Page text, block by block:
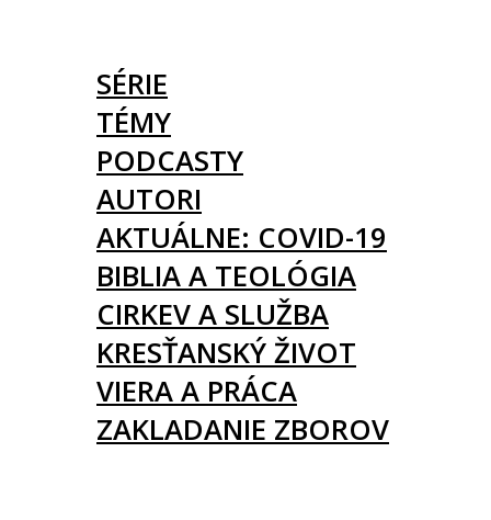
SÉRIE
TÉMY
PODCASTY
AUTORI
AKTUÁLNE: COVID-19
BIBLIA A TEOLÓGIA
CIRKEV A SLUŽBA
KRESŤANSKÝ ŽIVOT
VIERA A PRÁCA
ZAKLADANIE ZBOROV